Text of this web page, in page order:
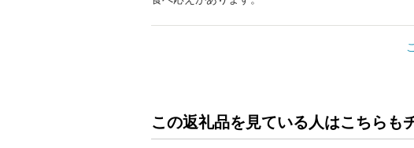
この返礼品を見ている人はこちらも